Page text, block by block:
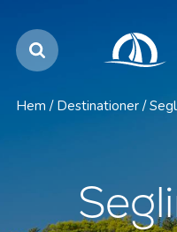
Hem / Destinationer /